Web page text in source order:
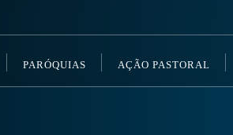
PARÓQUIAS AÇÃO PASTORAL